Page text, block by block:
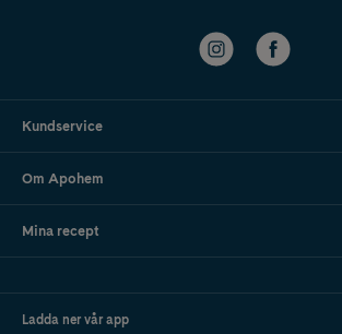
Kundservice
Om Apohem
Mina recept
Ladda ner vår app